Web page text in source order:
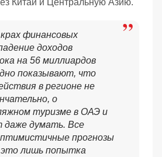
финансовых
доходов
на 56 миллиардов
показывают, что
в регионе не
о
туризме в ОАЭ и
даже думать. Все
прогнозы
лишь попытка